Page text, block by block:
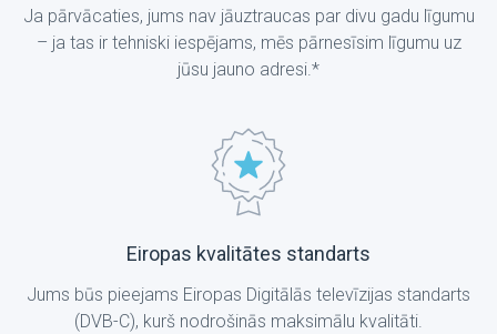
Ja pārvācaties, jums nav jāuztraucas par divu gadu līgumu
– ja tas ir tehniski iespējams, mēs pārnesīsim līgumu uz
jūsu jauno adresi.*
Eiropas kvalitātes standarts
Jums būs pieejams Eiropas Digitālās televīzijas standarts
(DVB-C), kurš nodrošinās maksimālu kvalitāti.